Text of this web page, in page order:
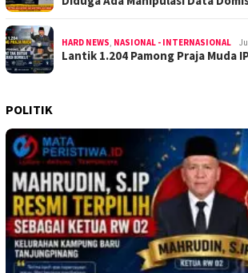
HARD NEWS, NASIONAL - INTERNASIONAL
Lantik 1.204 Pamong Praja Muda
POLITIK